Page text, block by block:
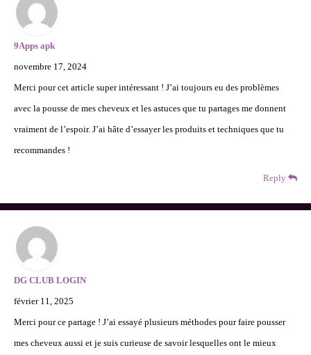
9Apps apk
novembre 17, 2024
Merci pour cet article super intéressant ! J’ai toujours eu des problèmes
avec la pousse de mes cheveux et les astuces que tu partages me donnent
vraiment de l’espoir. J’ai hâte d’essayer les produits et techniques que tu
recommandes !
Reply
DG CLUB LOGIN
février 11, 2025
Merci pour ce partage ! J’ai essayé plusieurs méthodes pour faire pousser
mes cheveux aussi et je suis curieuse de savoir lesquelles ont le mieux